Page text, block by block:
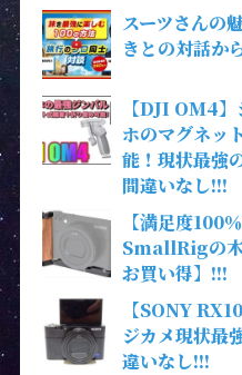
スーツさんの
きとの対話か
【DJI OM4
ホのマグネッ
能！現状最強
間違いなし!!!
【満足度100
SmallRigの木
お買い得】!!!
【SONY
ジカメ現状最
違いなし!!!